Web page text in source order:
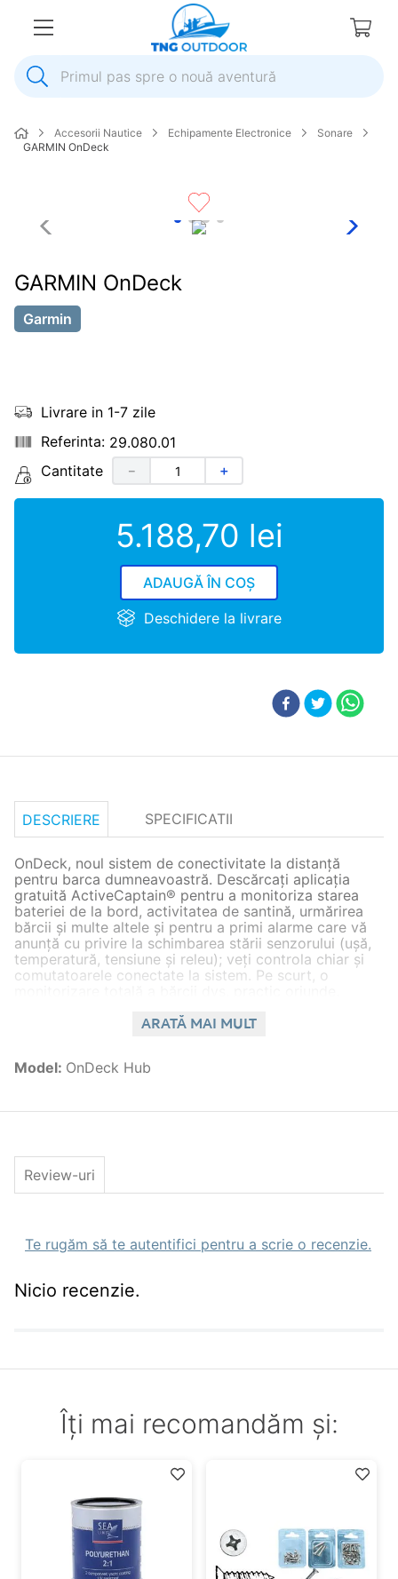
Primul pas spre o nouă aventură
2.
colac salvare
plumb
8.
mulineta
Accesorii Nautice Echipamente Electronice
Sonare
GARMIN OnDeck
GARMIN OnDeck
Garmin
Livrare in 1-7 zile
29.080.01
Cantitate
＋
－
5.188,70 lei
ADAUGĂ ÎN COȘ
Deschidere la livrare
DESCRIERE SPECIFICATII
OnDeck, noul sistem de conectivitate la distanță
pentru barca dumneavoastră. Descărcați aplicația
gratuită ActiveCaptain® pentru a monitoriza starea
bateriei de la bord, activitatea de santină, urmărirea
bărcii și multe altele și pentru a primi alarme care vă
anunță cu privire la schimbarea stării senzorului (uşă,
temperatură, tensiune și releu); veți controla chiar și
comutatoarele conectate la sistem. Pe scurt, o
a vă anula abonamentul, consultați:
Cod GARMIN - 010-02134-
ARATĂ MAI MULT
Model: OnDeck Hub
Review-uri
Te rugăm să te autentifici pentru a scrie o recenzie.
Nicio recenzie.
Îți mai recomandăm și: